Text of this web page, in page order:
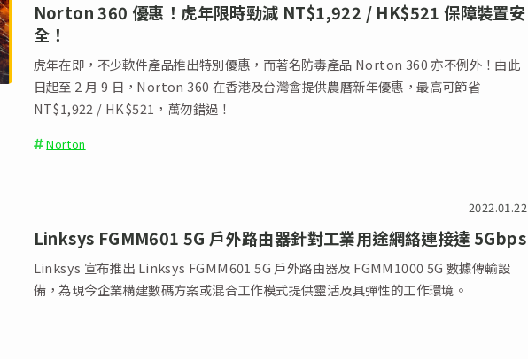
Norton 360 優惠！虎年限時勁減 NT$1,922 / HK$521 保障裝置安
全！
虎年在即，不少軟件產品推出特別優惠，而著名防毒產品 Norton 360 亦不例外！由此
日起至 2 月 9 日，Norton 360 在香港及台灣會提供農曆新年優惠，最高可節省
NT$1,922 / HK$521，萬勿錯過！
Norton
2022.01.22
Linksys FGMM601 5G 戶外路由器針對工業用途網絡連接達 5Gbps
Linksys 宣布推出 Linksys FGMM601 5G 戶外路由器及 FGMM1000 5G 數據傳輸設
備，為現今企業構建數碼方案或混合工作模式提供靈活及具彈性的工作環境。